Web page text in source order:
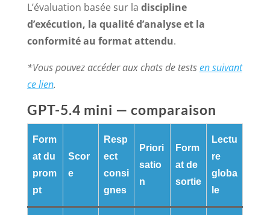
L’évaluation basée sur la discipline
d’exécution, la qualité d’analyse et la
conformité au format attendu.
*Vous pouvez accéder aux chats de testsen suivant
ce lien.
GPT-5.4 mini — comparaison
Form
at du
prom
pt
Scor
e
Resp
ect
consi
gnes
Priori
satio
n
Form
at de
sortie
Lectu
re
globa
le